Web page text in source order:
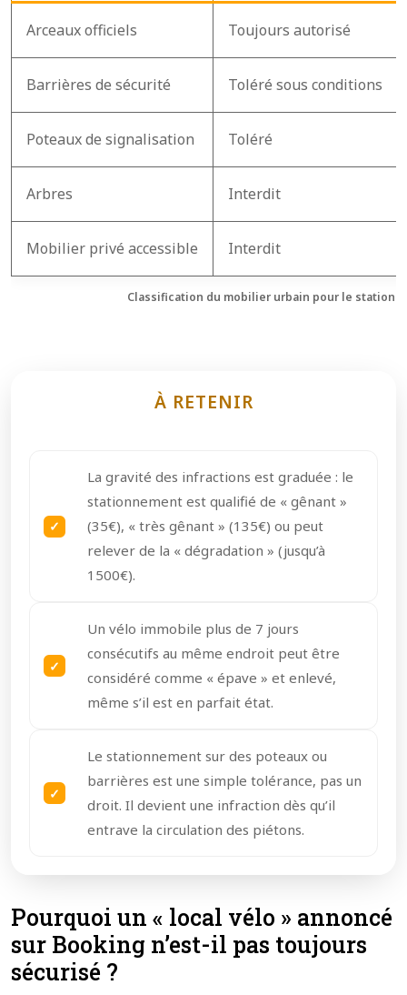
Classification du mobilier urbain pour le
Arceaux officiels Toujours autorisé
Barrières de sécurité Toléré sous conditions
Poteaux de signalisation Toléré
Arbres Interdit
Mobilier privé accessible Interdit
À RETENIR
La gravité des infractions est graduée : le
stationnement est qualifié de « gênant »
(35€), « très gênant » (135€) ou peut
relever de la « dégradation » (jusqu’à
1500€).
Un vélo immobile plus de 7 jours
consécutifs au même endroit peut être
considéré comme « épave » et enlevé,
même s’il est en parfait état.
Le stationnement sur des poteaux ou
barrières est une simple tolérance, pas un
droit. Il devient une infraction dès qu’il
entrave la circulation des piétons.
Pourquoi un « local vélo » annoncé
sur Booking n’est-il pas toujours
sécurisé ?